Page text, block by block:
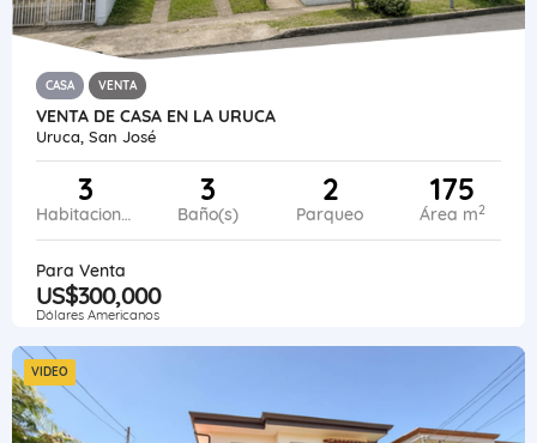
CASA VENTA
VENTA DE CASA EN LA URUCA
Uruca, San José
3
Habitaciones
3
Baño(s)
2
Parqueo
175
Área m2
Para Venta
US$300,000
Dólares Americanos
VIDEO